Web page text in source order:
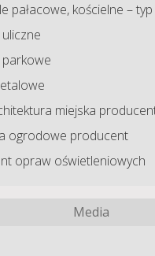
pałacowe, kościelne –
miejska
ogrodowe producent
opraw oświetleniowych
Media